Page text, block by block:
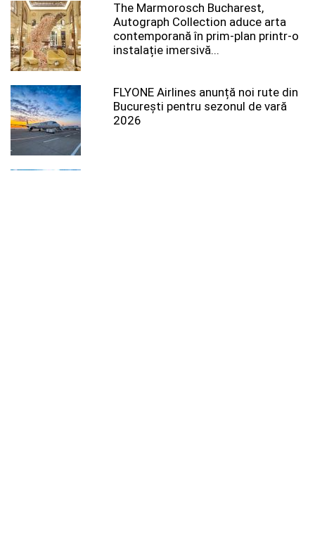
The Marmorosch Bucharest,
Autograph Collection aduce arta
contemporană în prim-plan printr-o
instalație imersivă...
FLYONE Airlines anunță noi rute din
București pentru sezonul de vară
2026